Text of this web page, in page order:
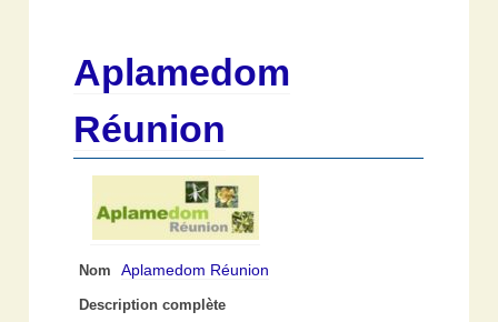
Aplamedom
Réunion
Nom Aplamedom Réunion
Description complète